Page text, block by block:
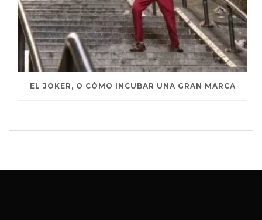
EL JOKER, O CÓMO INCUBAR UNA GRAN MARCA